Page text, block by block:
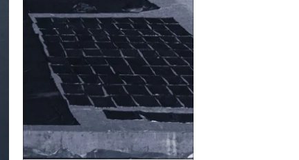
Ajouter
à la
wishlist